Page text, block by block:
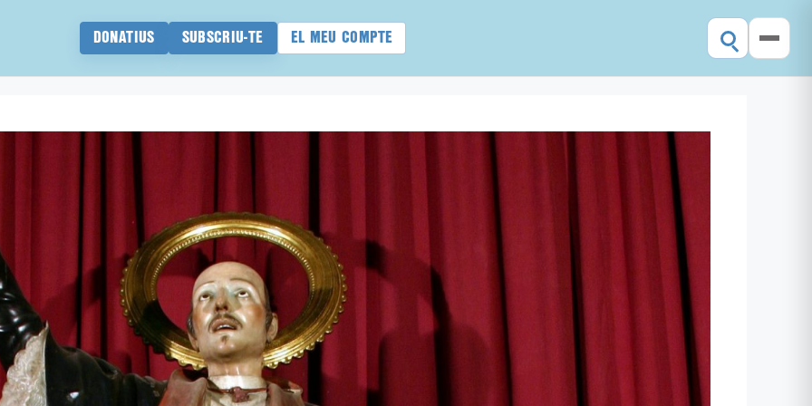
DONATIUS SUBSCRIU-TE EL MEU COMPTE